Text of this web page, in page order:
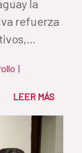
la
refuerza
|
LEER MÁS